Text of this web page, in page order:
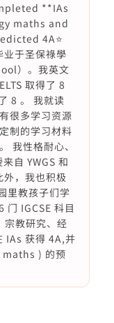
**IAs
maths and
4A⭐️
于圣保祿學
）。我英文
取得了 8
8 。 我就读
很多学习资源
制的学习材料
我性格耐心、
自 YWGS 和
，我也积极
里教孩子们学
IGCSE 科目
宗教研究、经
IAs 获得 4A,并
) 的预